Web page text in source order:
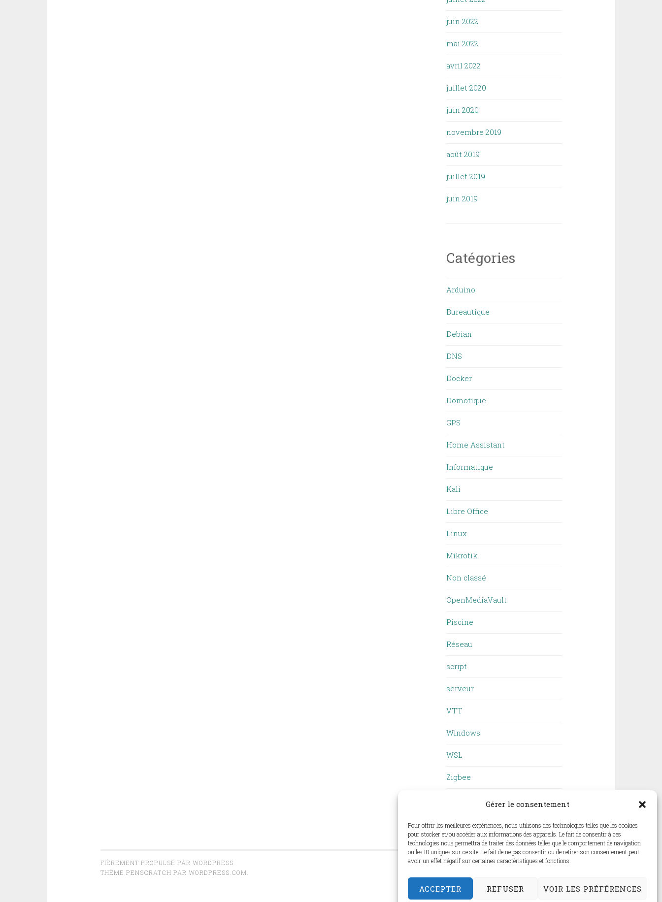
Gérer le consentement
Pour offrir les meilleures expériences, nous utilisons des technologies telles que les cookies
pour stocker et/ou accéder aux informations des appareils. Le fait de consentir à ces
technologies nous permettra de traiter des données telles que le comportement de navigation
ou les ID uniques sur ce site. Le fait de ne pas consentir ou de retirer son consentement peut
avoir un effet négatif sur certaines caractéristiques et fonctions.
ACCEPTER REFUSER VOIR LES PRÉFÉRENCES
juin 2022
mai 2022
avril 2022
juillet 2020
juin 2020
novembre 2019
août 2019
juillet 2019
juin 2019
Catégories
Arduino
Bureautique
Debian
DNS
Docker
Domotique
GPS
Home Assistant
Informatique
Kali
Libre Office
Linux
Mikrotik
Non classé
OpenMediaVault
Piscine
Réseau
script
serveur
VTT
Windows
WSL
Zigbee
FIÈREMENT PROPULSÉ PAR WORDPRESS
THÈME PENSCRATCH PAR WORDPRESS.COM